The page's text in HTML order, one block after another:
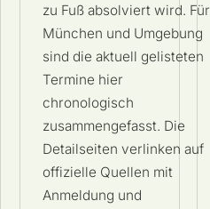
zu Fuß absolviert wird. Für
München und Umgebung
sind die aktuell gelisteten
Termine hier
chronologisch
zusammengefasst. Die
Detailseiten verlinken auf
offizielle Quellen mit
Anmeldung und